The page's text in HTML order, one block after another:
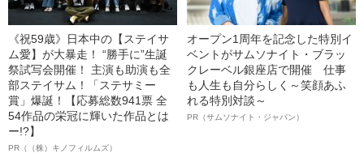
《祝59歳》日本中の【ステイサ
ム愛】が大暴走！ “勝手に”生誕
祭試写会開催！ 主演も助演も全
部ステイサム！「ステサミー
賞」爆誕！【応募総数941票 全
54作品の栄冠に輝いた作品とは
ー!?】
PR（（株）キノフィルムズ）
オープン1周年を記念した特別イ
ベントがサムソナイト・ブラッ
クレーベル銀座店で開催 仕事
も人生も自分らしく～笑顔あふ
れる特別対談～
PR（サムソナイト・ジャパン）